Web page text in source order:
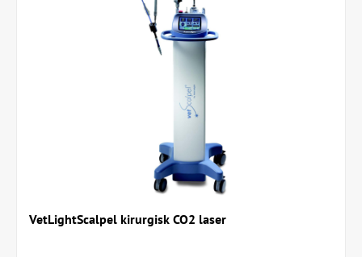
VetLightScalpel kirurgisk CO2 laser